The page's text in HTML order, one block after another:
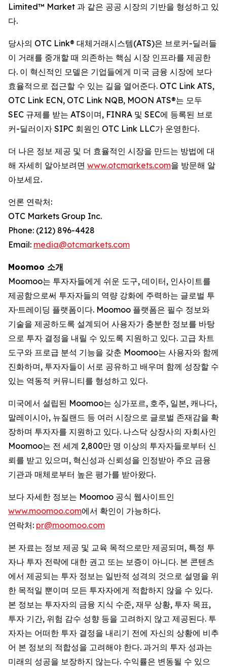
Limited™ Market 과 같은 공공 시장의 기반을 형성하고 있
다.
당사의 OTC Link® 대체거래시스템(ATS)은 브로커-딜러들
이 거래를 중개할 때 의존하는 핵심 시장 인프라를 제공한
다. 이 혁신적인 모델은 기업들에게 미국 금융 시장에 보다
효율적으로 접근할 수 있는 길을 열어준다. OTC Link ATS,
OTC Link ECN, OTC Link NQB, MOON ATS®는 모두
SEC 규제를 받는 ATS이며, FINRA 및 SEC에 등록된 브로
커-딜러이자 SIPC 회원인 OTC Link LLC가 운영한다.
더 나은 정보 제공 및 더 효율적인 시장을 만드는 방법에 대
해 자세히 알아보려면 www.otcmarkets.com을 방문해 알
아보세요.
언론 연락처:
OTC Markets Group Inc.
Phone: (212) 896-4428
Email: media@otcmarkets.com
Moomoo 소개
Moomoo는 투자자들에게 쉬운 도구, 데이터, 인사이트를
제공함으로써 투자자들의 역량 강화에 주력하는 글로벌 투
자·트레이딩 플랫폼이다. Moomoo 플랫폼은 필수 정보와
기술을 제공하도록 설계되어 사용자가 충분한 정보를 바탕
으로 투자 결정을 내릴 수 있도록 지원하고 있다. 고급 차트
도구와 프로급 분석 기능을 갖춘 Moomoo는 사용자와 함께
진화하며, 투자자들이 서로 공유하고 배우며 함께 성장할 수
있는 역동적 커뮤니티를 형성하고 있다.
미국에서 설립된 Moomoo는 싱가포르, 호주, 일본, 캐나다,
말레이시아, 뉴질랜드 등 여러 시장으로 글로벌 존재감을 확
장하며 투자자를 지원하고 있다. 나스닥 상장사의 자회사인
Moomoo는 전 세계 2,800만 명 이상의 투자자들로부터 신
뢰를 받고 있으며, 혁신성과 신뢰성을 인정받아 주요 금융
기관과 매체로부터 높은 평가를 받아왔다.
보다 자세한 정보는 Moomoo 공식 웹사이트인
www.moomoo.com에서 확인이 가능하다.
연락처: pr@moomoo.com
본 자료는 정보 제공 및 교육 목적으로만 제공되며, 특정 투
자나 투자 전략에 대한 권고 또는 보증이 아니다. 본 콘텐츠
에서 제공되는 투자 정보는 일반적 성격의 것으로 설명을 위
한 목적일 뿐이며 모든 투자자에게 적합하지 않을 수 있다.
본 정보는 투자자의 금융 지식 수준, 재무 상황, 투자 목표,
투자 기간, 위험 감수 성향 등을 고려하지 않고 제공된다. 투
자자는 어떠한 투자 결정을 내리기 전에 자신의 상황에 비추
어 본 정보의 적합성을 고려해야 한다. 과거의 투자 성과는
미래의 성공을 보장하지 않는다. 수익률은 변동될 수 있으